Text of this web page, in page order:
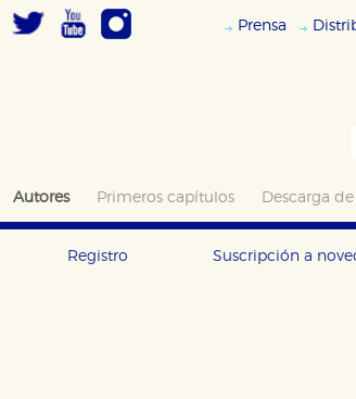
Prensa
Autores Primeros capítulos Descarga
Registro Suscripción a